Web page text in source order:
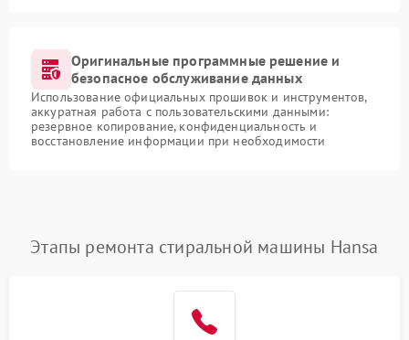
Оригинальные программные решение и
безопасное обслуживание данных
Использование официальных прошивок и инструментов,
аккуратная работа с пользовательскими данными:
резервное копирование, конфиденциальность и
восстановление информации при необходимости
Этапы ремонта стиральной машины Hansa